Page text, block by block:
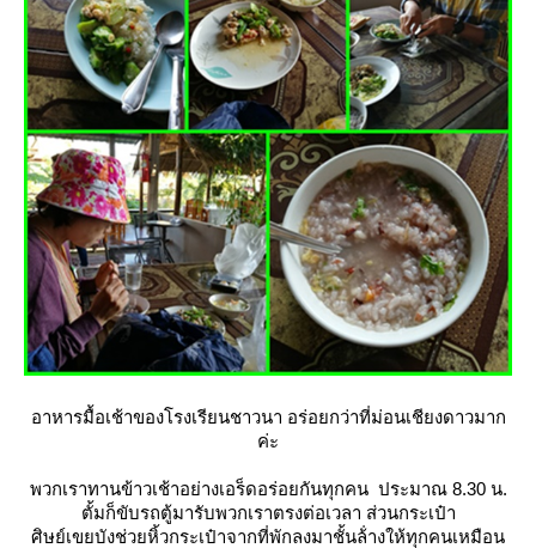
อาหารมื้อเช้าของโรงเรียนชาวนา อร่อยกว่าที่ม่อนเชียงดาวมาก
ค่ะ
พวกเราทานข้าวเช้าอย่างเอร็ดอร่อยกันทุกคน ประมาณ 8.30 น.
ตั้มก็ขับรถตู้มารับพวกเราตรงต่อเวลา ส่วนกระเป๋า
ศิษย์เขยบังช่วยหิ้วกระเป๋าจากที่พักลงมาชั้นล้่างให้ทุกคนเหมือน